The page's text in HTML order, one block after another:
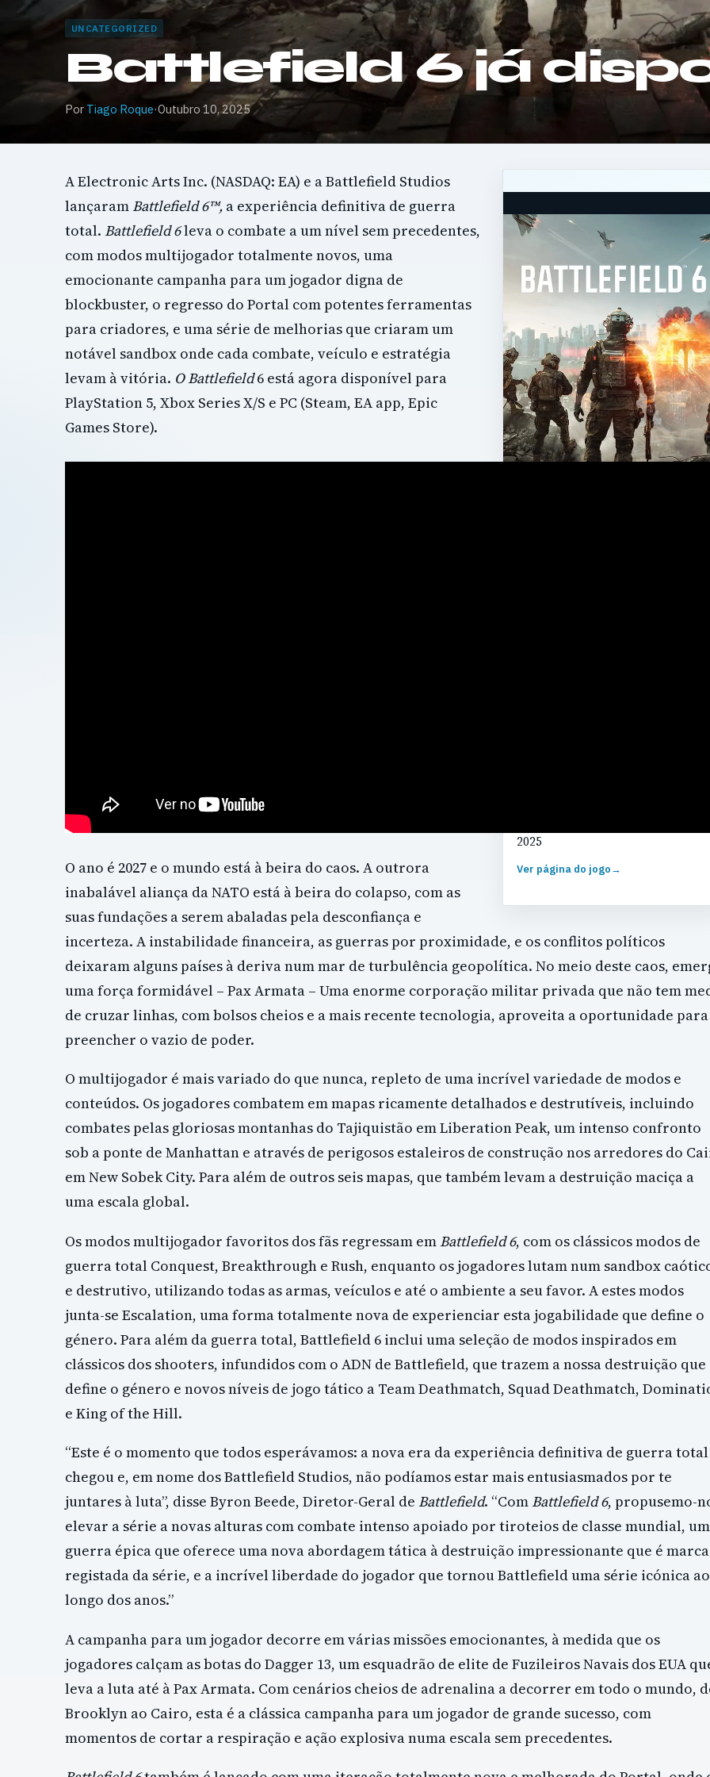
UNCATEGORIZED
Battlefield 6 já
Por Tiago Roque·Outubro 10, 2025
2025
Ver página do jogo→
A Electronic Arts Inc. (NASDAQ: EA) e a Battlefield Studios
lançaramBattlefield 6™, a experiência definitiva de guerra
total. Battlefield 6leva o combate a um nível sem precedentes,
com modos multijogador totalmente novos, uma
emocionante campanha para um jogador digna de
blockbuster, o regresso do Portal com potentes ferramentas
para criadores, e uma série de melhorias que criaram um
notável sandbox onde cada combate, veículo e estratégia
levam à vitória. O Battlefield6 está agora disponível para
PlayStation 5, Xbox Series X/S e PC (Steam, EA app, Epic
Games Store).
O ano é 2027 e o mundo está à beira do caos. A outrora
inabalável aliança da NATO está à beira do colapso, com as
suas fundações a serem abaladas pela desconfiança e
incerteza. A instabilidade financeira, as guerras por proximidade, e os conflitos políticos
deixaram alguns países à deriva num mar de turbulência geopolítica. No meio deste caos,
uma força formidável – Pax Armata – Uma enorme corporação militar privada que não tem
de cruzar linhas, com bolsos cheios e a mais recente tecnologia, aproveita a oportunidade para
preencher o vazio de poder.
O multijogador é mais variado do que nunca, repleto de uma incrível variedade de modos e
conteúdos. Os jogadores combatem em mapas ricamente detalhados e destrutíveis, incluindo
combates pelas gloriosas montanhas do Tajiquistão em Liberation Peak, um intenso confronto
sob a ponte de Manhattan e através de perigosos estaleiros de construção nos arredores do
em New Sobek City. Para além de outros seis mapas, que também levam a destruição maciça a
uma escala global.
Os modos multijogador favoritos dos fãs regressam emBattlefield 6, com os clássicos modos de
guerra total Conquest, Breakthrough e Rush, enquanto os jogadores lutam num sandbox
e destrutivo, utilizando todas as armas, veículos e até o ambiente a seu favor. A estes modos
junta-se Escalation, uma forma totalmente nova de experienciar esta jogabilidade que define o
género. Para além da guerra total, Battlefield 6 inclui uma seleção de modos inspirados em
clássicos dos shooters, infundidos com o ADN de Battlefield, que trazem a nossa destruição que
define o género e novos níveis de jogo tático a Team Deathmatch, Squad Deathmatch,
e King of the Hill.
“Este é o momento que todos esperávamos: a nova era da experiência definitiva de guerra total
chegou e, em nome dos Battlefield Studios, não podíamos estar mais entusiasmados por te
juntares à luta”, disse Byron Beede, Diretor-Geral de Battlefield. “ComBattlefield 6, propusemo-
elevar a série a novas alturas com combate intenso apoiado por tiroteios de classe mundial,
guerra épica que oferece uma nova abordagem tática à destruição impressionante que é marca
registada da série, e a incrível liberdade do jogador que tornou Battlefield uma série icónica ao
longo dos anos.”
A campanha para um jogador decorre em várias missões emocionantes, à medida que os
jogadores calçam as botas do Dagger 13, um esquadrão de elite de Fuzileiros Navais dos EUA
leva a luta até à Pax Armata. Com cenários cheios de adrenalina a decorrer em todo o mundo,
Brooklyn ao Cairo, esta é a clássica campanha para um jogador de grande sucesso, com
momentos de cortar a respiração e ação explosiva numa escala sem precedentes.